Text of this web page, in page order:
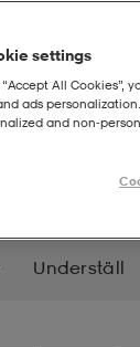
Underställ
settings
All Cookies”,
ads
and